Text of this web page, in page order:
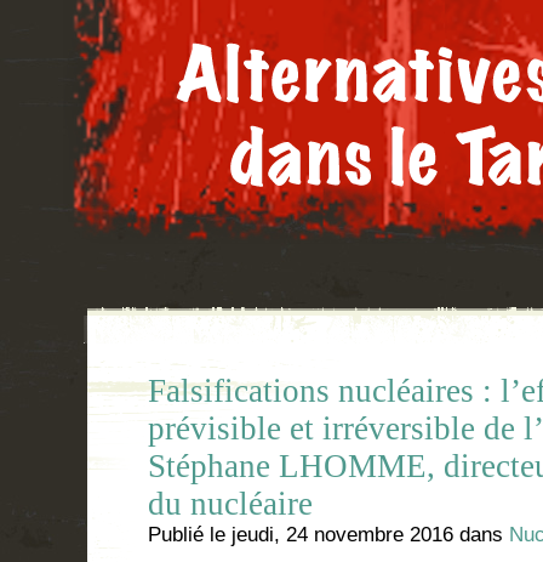
Falsifications nucléaires :
prévisible et irréversible de
Stéphane LHOMME,
du nucléaire
Publié le jeudi, 24 novembre 2016 dans